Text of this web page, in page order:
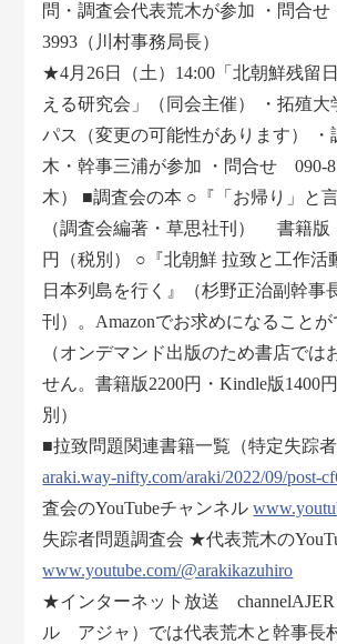
問・調査会代表荒木が参加 ・問合
3993（川村事務局長）
★4月26日（土）14:00「北朝鮮残留
える研究会」（同会主催） ・拓殖大
パス（変更の可能性があります） ・
木・幹事三浦が参加 ・問合せ 090-
木） ■調査会の本 ○『「お帰り」と
（調査会編著・草思社刊） 書籍版
円（税別） ○『北朝鮮 拉致と工作
日本列島を行く』（杉野正治副幹事
刊）。Amazonでお求めになることが
（オンデマンド出版のため書店では
せん。書籍版2200円・Kindle版1400
別）
■拉致問題関連書籍一覧（特定失踪者
araki.way-nifty.com/araki/2022/09/post-
査会のYouTubeチャンネル
失踪者問題調査会 ★代表荒木の
www.youtube.com/@arakikazuhiro
★インターネット放送 channelAJER
ル アジャ）では代表荒木と幹事長